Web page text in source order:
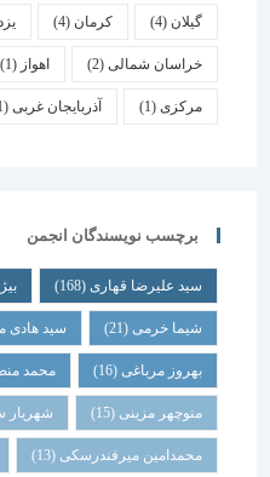
کرمان یزد
خراسان شمالی(2) اهواز
(1) آذربایجان غربی(1)
برچسب نویسندگان انجمن
سید علیرضا قهاری(168) بیژن علی
شیما خرمی(21) سید هادی
بهروز مرباغی (16) محمد منصور
منوچهر مزینی(15) شهریار سیروس
محمدامین میرفندرسکی(13)